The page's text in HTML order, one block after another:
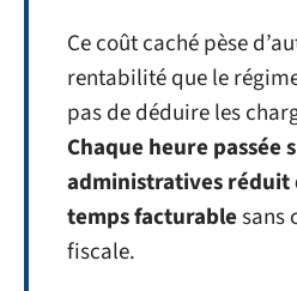
Ce coût caché pèse
rentabilité que le
pas de déduire les
Chaque heure passée
administratives réduit
temps facturablesans
fiscale.